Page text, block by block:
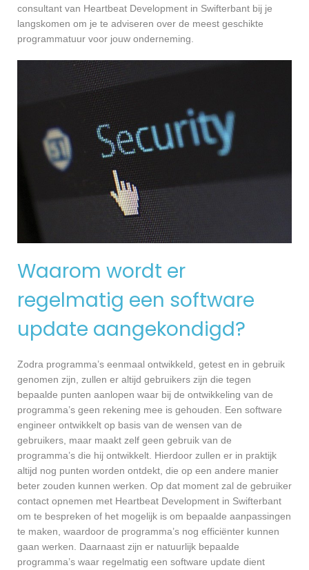
consultant van Heartbeat Development in Swifterbant bij je
langskomen om je te adviseren over de meest geschikte
programmatuur voor jouw onderneming.
Waarom wordt er
regelmatig een software
update aangekondigd?
Zodra programma’s eenmaal ontwikkeld, getest en in gebruik
genomen zijn, zullen er altijd gebruikers zijn die tegen
bepaalde punten aanlopen waar bij de ontwikkeling van de
programma’s geen rekening mee is gehouden. Een software
engineer ontwikkelt op basis van de wensen van de
gebruikers, maar maakt zelf geen gebruik van de
programma’s die hij ontwikkelt. Hierdoor zullen er in praktijk
altijd nog punten worden ontdekt, die op een andere manier
beter zouden kunnen werken. Op dat moment zal de gebruiker
contact opnemen met Heartbeat Development in Swifterbant
om te bespreken of het mogelijk is om bepaalde aanpassingen
te maken, waardoor de programma’s nog efficiënter kunnen
gaan werken. Daarnaast zijn er natuurlijk bepaalde
programma’s waar regelmatig een software update dient